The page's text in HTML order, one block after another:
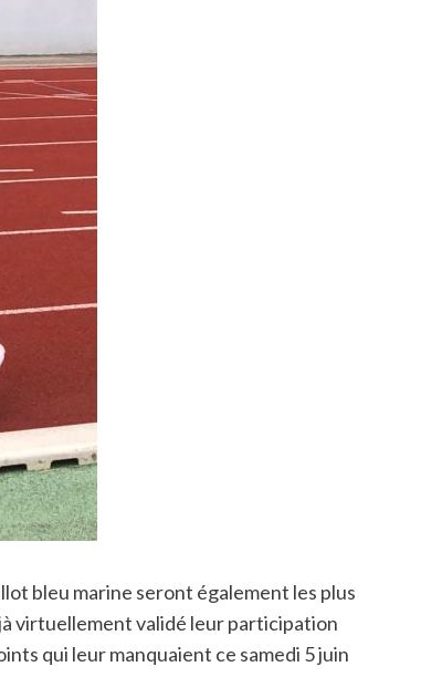
bleu marine seront également les plus
virtuellement validé leur participation
qui leur manquaient ce samedi 5 juin